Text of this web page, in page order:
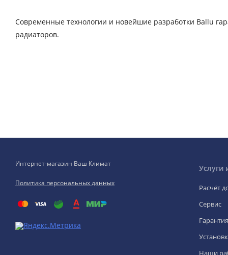
Современные технологии и новейшие разработки Ballu
радиаторов.
Интернет-магазин Ваш Климат
Политика персональных данных
Услуги
Расчёт
Сервис
Гарантия